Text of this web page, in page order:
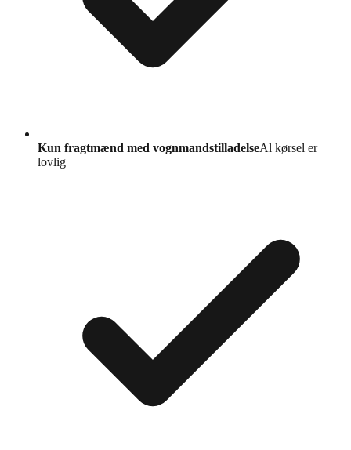
Kun fragtmænd med vognmandstilladelseAl kørsel er
lovlig